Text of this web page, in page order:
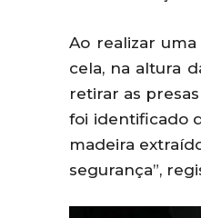
Ao realizar
cela, na altura
retirar as
foi identificado
madeira
segurança”,